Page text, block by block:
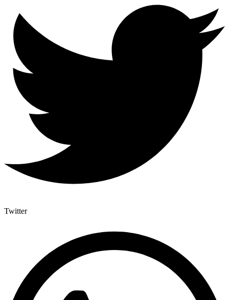
Twitter